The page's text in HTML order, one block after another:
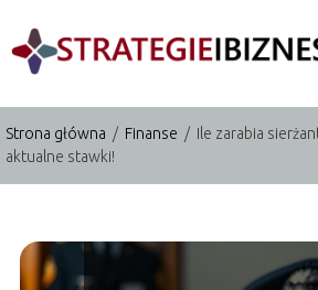
Strona główna / Finanse / Ile zarabia
aktualne stawki!